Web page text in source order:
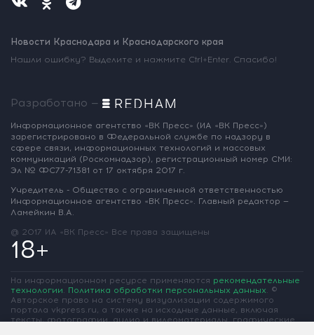
Новости Краснодара и Краснодарского края
Нашли ошибку? Выделите и нажмите Ctrl+Enter. Спасибо!
Разработано —
Информационное агентство «ВК Пресс» (ИА «ВК Пресс»)
зарегистрировано в Федеральной службе по надзору в
сфере связи, информационных технологий и массовых
коммуникаций (Роскомнадзор), регистрационный номер СМИ:
Эл № ФС77-71381 от 17 октября 2017 г.
Учредитель - Общество с ограниченной ответственностью
Информационное агентство «ВК Пресс». Главный редактор —
Ламейкин В.А.
@ 2017 ИА «ВК Пресс» Все права защищены
18+
На информационном ресурсе применяются рекомендательные
технологии. Политика обработки персональных данных. ©
Авторское право на систему визуализации содержимого
портала vkpress.ru, а также на исходные данные, включая
тексты, фотографии, аудио и видеоматериалы, графические